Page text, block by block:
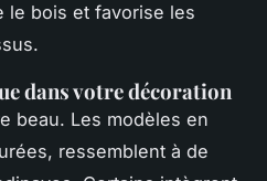
le bois et favorise les
dans votre décoration
beau. Les modèles en
ressemblent à de